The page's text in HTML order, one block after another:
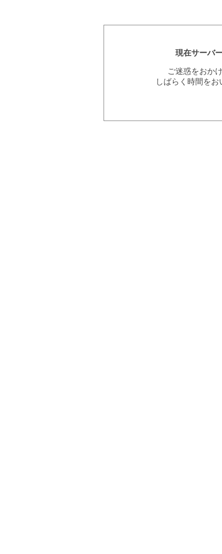
現在サーバ
ご迷惑をおか
しばらく時間を